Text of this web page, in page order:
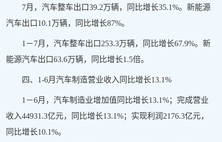
7月，汽车整车出口39.2万辆，同比增长35.1%。新能源
汽车出口10.1万辆，同比增长87%。
1－7月，汽车整车出口253.3万辆，同比增长67.9%。新
能源汽车出口63.6万辆，同比增长1.5倍。
四、1-6月汽车制造营业收入同比增长13.1%
1－6月，汽车制造业增加值同比增长13.1%；完成营业
收入44931.3亿元，同比增长13.1%；实现利润2176.3亿元，
同比增长10.1%。